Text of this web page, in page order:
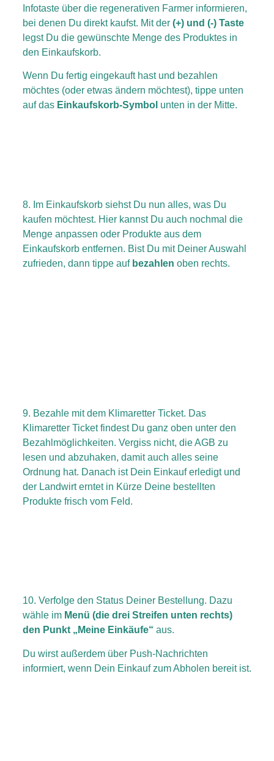
Infotaste über die regenerativen Farmer informieren,
bei denen Du direkt kaufst. Mit der (+) und (-) Taste
legst Du die gewünschte Menge des Produktes in
den Einkaufskorb.
Wenn Du fertig eingekauft hast und bezahlen
möchtes (oder etwas ändern möchtest), tippe unten
auf das Einkaufskorb-Symbol unten in der Mitte.
8. Im Einkaufskorb siehst Du nun alles, was Du
kaufen möchtest. Hier kannst Du auch nochmal die
Menge anpassen oder Produkte aus dem
Einkaufskorb entfernen. Bist Du mit Deiner Auswahl
zufrieden, dann tippe auf bezahlen oben rechts.
9. Bezahle mit dem Klimaretter Ticket. Das
Klimaretter Ticket findest Du ganz oben unter den
Bezahlmöglichkeiten. Vergiss nicht, die AGB zu
lesen und abzuhaken, damit auch alles seine
Ordnung hat. Danach ist Dein Einkauf erledigt und
der Landwirt erntet in Kürze Deine bestellten
Produkte frisch vom Feld.
10. Verfolge den Status Deiner Bestellung. Dazu
wähle im Menü (die drei Streifen unten rechts)
den Punkt „Meine Einkäufe“ aus.
Du wirst außerdem über Push-Nachrichten
informiert, wenn Dein Einkauf zum Abholen bereit ist.